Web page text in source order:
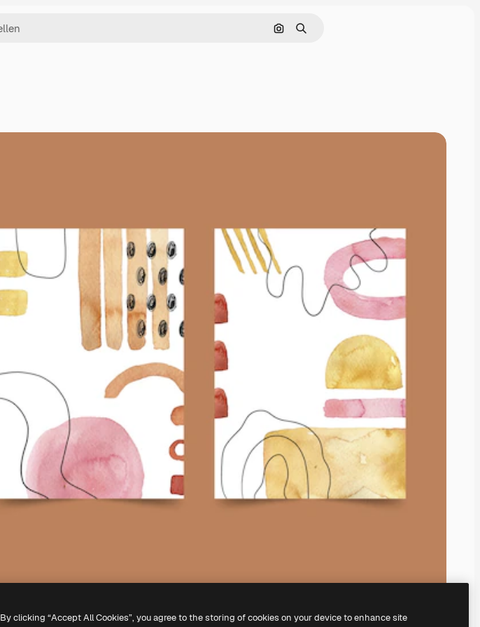
Nach Bild suchen
Suchen
By clicking “Accept All Cookies”, you agree to the storing of cookies on your device to enhance site